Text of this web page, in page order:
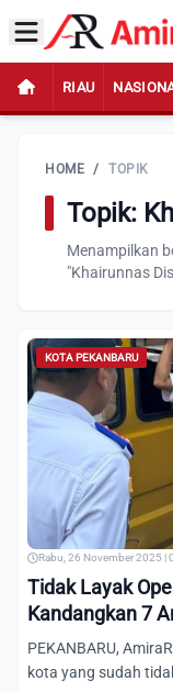
RIAU
HOME / TOPIK
Topik:
Menampilkan
"Khairunnas
KOTA PEKANBARU
Rabu, 26 November 2025 |
Tidak Layak
Kandangkan 7
PEKANBARU,
kota yang sudah